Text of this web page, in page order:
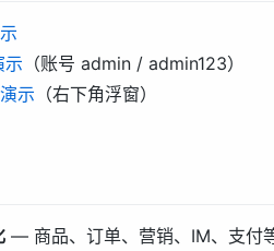
示 （账号 admin / admin123）
示 （右下角浮窗）
— 商品、订单、营销、IM、支付